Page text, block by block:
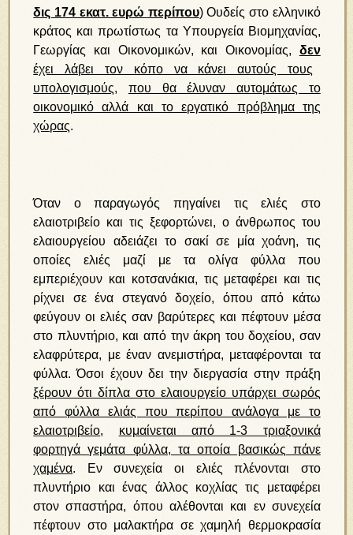
δις 174 εκατ. ευρώ περίπου) Ουδείς στο ελληνικό
κράτος και πρωτίστως τα Υπουργεία Βιομηχανίας,
Γεωργίας και Οικονομικών, και Οικονομίας,
δεν
έχει λάβει τον κόπο να κάνει αυτούς τους
υπολογισμούς,
που θα έλυναν αυτομάτως το
οικονομικό αλλά και το εργατικό πρόβλημα της
χώρας.
Όταν ο παραγωγός πηγαίνει τις ελιές στο
ελαιοτριβείο και τις ξεφορτώνει, ο άνθρωπος του
ελαιουργείου αδειάζει το σακί σε μία χοάνη, τις
οποίες ελιές μαζί με τα ολίγα φύλλα που
εμπεριέχουν και κοτσανάκια, τις μεταφέρει και τις
ρίχνει σε ένα στεγανό δοχείο, όπου από κάτω
φεύγουν οι ελιές σαν βαρύτερες και πέφτουν μέσα
στο πλυντήριο, και από την άκρη του δοχείου, σαν
ελαφρύτερα, με έναν ανεμιστήρα, μεταφέρονται τα
φύλλα. Όσοι έχουν δει την διεργασία στην πράξη
ξέρουν ότι δίπλα στο ελαιουργείο υπάρχει σωρός
από φύλλα ελιάς που περίπου ανάλογα με το
ελαιοτριβείο, κυμαίνεται από 1-3 τριαξονικά
φορτηγά γεμάτα φύλλα, τα οποία βασικώς πάνε
χαμένα. Εν συνεχεία οι ελιές πλένονται στο
πλυντήριο και ένας άλλος κοχλίας τις μεταφέρει
στον σπαστήρα, όπου αλέθονται και εν συνεχεία
πέφτουν στο μαλακτήρα σε χαμηλή θερμοκρασία